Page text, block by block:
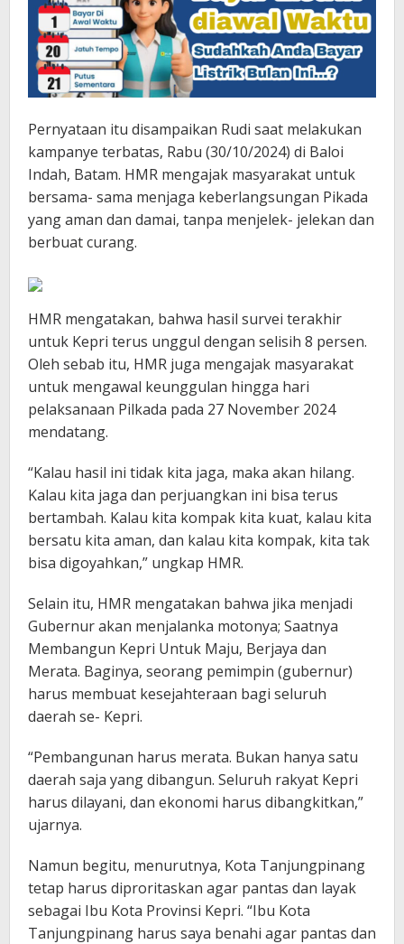
Pernyataan itu disampaikan Rudi saat melakukan
kampanye terbatas, Rabu (30/10/2024) di Baloi
Indah, Batam. HMR mengajak masyarakat untuk
bersama- sama menjaga keberlangsungan Pikada
yang aman dan damai, tanpa menjelek- jelekan dan
berbuat curang.
HMR mengatakan, bahwa hasil survei terakhir
untuk Kepri terus unggul dengan selisih 8 persen.
Oleh sebab itu, HMR juga mengajak masyarakat
untuk mengawal keunggulan hingga hari
pelaksanaan Pilkada pada 27 November 2024
mendatang.
“Kalau hasil ini tidak kita jaga, maka akan hilang.
Kalau kita jaga dan perjuangkan ini bisa terus
bertambah. Kalau kita kompak kita kuat, kalau kita
bersatu kita aman, dan kalau kita kompak, kita tak
bisa digoyahkan,” ungkap HMR.
Selain itu, HMR mengatakan bahwa jika menjadi
Gubernur akan menjalanka motonya; Saatnya
Membangun Kepri Untuk Maju, Berjaya dan
Merata. Baginya, seorang pemimpin (gubernur)
harus membuat kesejahteraan bagi seluruh
daerah se- Kepri.
“Pembangunan harus merata. Bukan hanya satu
daerah saja yang dibangun. Seluruh rakyat Kepri
harus dilayani, dan ekonomi harus dibangkitkan,”
ujarnya.
Namun begitu, menurutnya, Kota Tanjungpinang
tetap harus diproritaskan agar pantas dan layak
sebagai Ibu Kota Provinsi Kepri. “Ibu Kota
Tanjungpinang harus saya benahi agar pantas dan